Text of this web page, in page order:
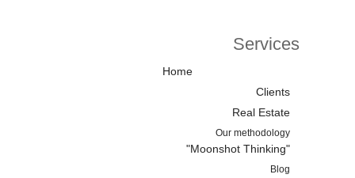
Services
Home
Clients
Real Estate
Our methodology
"Moonshot Thinking"
Blog